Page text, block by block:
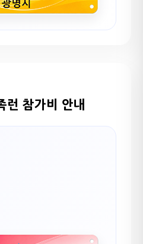
런 참가비 안내